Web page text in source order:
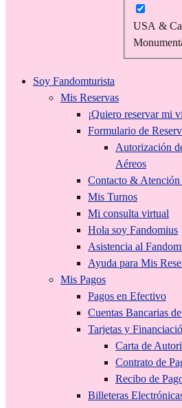
USA &
Soy Fandomturista
Mis Reservas
¡Quiero reservar mi
Formulario de
Autorización
Aéreos
Contacto & Atención
Mis Turnos
Mi consulta virtual
Hola soy Fandomius
Asistencia al
Ayuda para Mis
Mis Pagos
Pagos en Efectivo
Cuentas Bancarias
Tarjetas y
Carta de
Contrato de
Recibo de
Billeteras